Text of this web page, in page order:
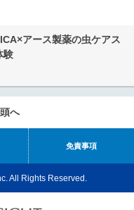
アース製薬の虫ケアス
験
へ
免責事項
All Rights Reserved.